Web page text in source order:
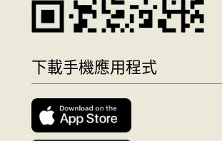
下載手機應用程式